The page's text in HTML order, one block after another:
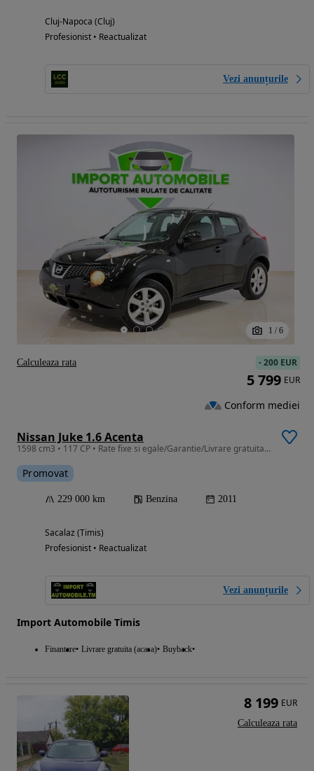
Cluj-Napoca (Cluj)
Profesionist • Reactualizat
Vezi anunțurile
1 / 6
Nissan Juke 1.6 Acenta
1598 cm3 • 117 CP • Rate fixe si egale/Garantie/Livrare gratuita la domiciliu
Promovat
229 000 km Benzina 2011
Sacalaz (Timis)
Profesionist • Reactualizat
Vezi anunțurile
Import Automobile Timis
Finantare Livrare gratuita (acasa) Buyback
-200 EUR
5 799 EUR
Conform mediei
Calculeaza rata
8 199 EUR
Calculeaza rata